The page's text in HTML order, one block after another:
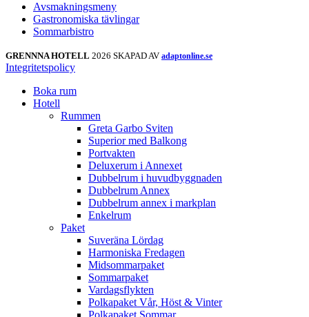
Avsmakningsmeny
Gastronomiska tävlingar
Sommarbistro
GRENNNA HOTELL 2026 SKAPAD AV adaptonline.se
Integritetspolicy
Boka rum
Hotell
Rummen
Greta Garbo Sviten
Superior med Balkong
Portvakten
Deluxerum i Annexet
Dubbelrum i huvudbyggnaden
Dubbelrum Annex
Dubbelrum annex i markplan
Enkelrum
Paket
Suveräna Lördag
Harmoniska Fredagen
Midsommarpaket
Sommarpaket
Vardagsflykten
Polkapaket Vår, Höst & Vinter
Polkapaket Sommar